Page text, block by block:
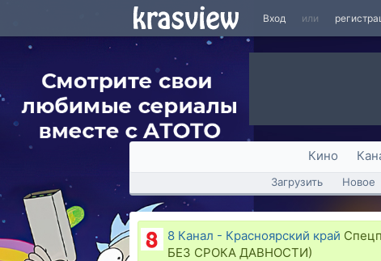
Вход или
Кино
Загрузить Новое
8 Канал - Красноярский край
БЕЗ СРОКА ДАВНОСТИ)